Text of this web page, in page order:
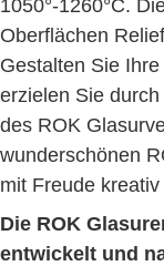
1050°-1260°C.
Oberflächen
Gestalten Sie
erzielen Sie
des ROK
wunderschönen
mit Freude kreativ
Die ROK
entwickelt und